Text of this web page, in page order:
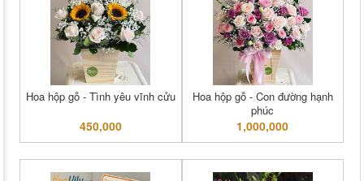
Hoa hộp gỗ - Tình yêu vĩnh cửu
450,000
Hoa hộp gỗ - Con đường hạnh
phúc
1,000,000